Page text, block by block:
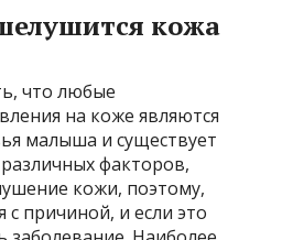
кожа
что любые
на коже являются
малыша и существует
факторов,
кожи, поэтому,
с причиной, и если это